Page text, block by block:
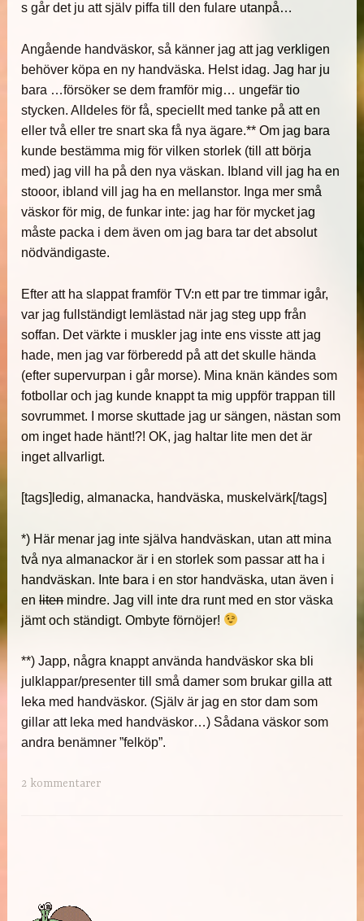
s går det ju att själv piffa till den fulare utanpå…
Angående handväskor, så känner jag att jag verkligen
behöver köpa en ny handväska. Helst idag. Jag har ju
bara …försöker se dem framför mig… ungefär tio
stycken. Alldeles för få, speciellt med tanke på att en
eller två eller tre snart ska få nya ägare.** Om jag bara
kunde bestämma mig för vilken storlek (till att börja
med) jag vill ha på den nya väskan. Ibland vill jag ha en
stooor, ibland vill jag ha en mellanstor. Inga mer små
väskor för mig, de funkar inte: jag har för mycket jag
måste packa i dem även om jag bara tar det absolut
nödvändigaste.
Efter att ha slappat framför TV:n ett par tre timmar igår,
var jag fullständigt lemlästad när jag steg upp från
soffan. Det värkte i muskler jag inte ens visste att jag
hade, men jag var förberedd på att det skulle hända
(efter supervurpan i går morse). Mina knän kändes som
fotbollar och jag kunde knappt ta mig uppför trappan till
sovrummet. I morse skuttade jag ur sängen, nästan som
om inget hade hänt!?! OK, jag haltar lite men det är
inget allvarligt.
[tags]ledig, almanacka, handväska, muskelvärk[/tags]
*) Här menar jag inte själva handväskan, utan att mina
två nya almanackor är i en storlek som passar att ha i
handväskan. Inte bara i en stor handväska, utan även i
enlitenmindre. Jag vill inte dra runt med en stor väska
jämt och ständigt. Ombyte förnöjer!
**) Japp, några knappt använda handväskor ska bli
julklappar/presenter till små damer som brukar gilla att
leka med handväskor. (Själv är jag en stor dam som
gillar att leka med handväskor…) Sådana väskor som
andra benämner ”felköp”.
2 kommentarer